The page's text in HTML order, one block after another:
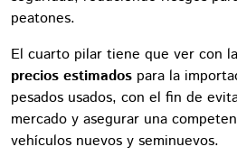
peatones.
El cuarto pilar tiene que ver con la
precios estimados para la
pesados usados, con el fin de
mercado y asegurar una
vehículos nuevos y seminuevos.